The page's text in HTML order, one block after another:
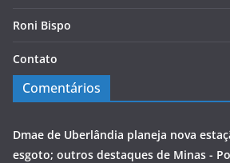
Roni Bispo
Contato
Comentários
Dmae de Uberlândia planeja nova
esgoto; outros destaques de Minas -